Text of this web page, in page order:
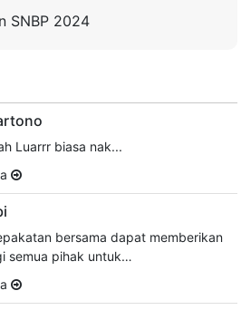
SNBP 2024
Luarrr biasa nak...
bersama dapat memberikan
semua pihak untuk…